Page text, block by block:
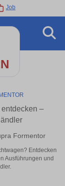
Job
–
Formentor
Entdecken
Ausführungen und